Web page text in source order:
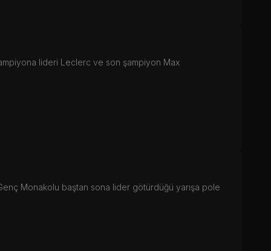
lideri Leclerc ve son şampiyon Max
Monakolu baştan sona lider götürdüğü yarışa pole